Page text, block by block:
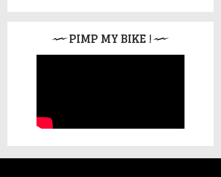
PIMP MY BIKE !